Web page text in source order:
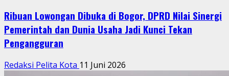
Ribuan Lowongan Dibuka di Bogor, DPRD Nilai Sinergi
Pemerintah dan Dunia Usaha Jadi Kunci Tekan
Pengangguran
Redaksi Pelita Kota 11 Juni 2026